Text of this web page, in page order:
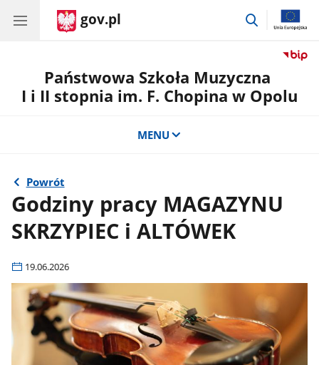
gov.pl
przejdź
Państwowa Szkoła Muzyczna
I i II stopnia im. F. Chopina w Opolu
MENU
Powrót
Godziny pracy MAGAZYNU
SKRZYPIEC i ALTÓWEK
19.06.2026